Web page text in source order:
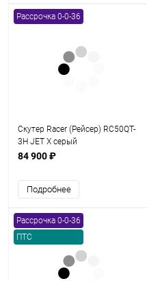
Рассрочка 0-0-36
Скутер Racer (Рейсер) RC50QT-
3H JET X серый
84 900 ₽
Подробнее
Рассрочка 0-0-36
ПТС